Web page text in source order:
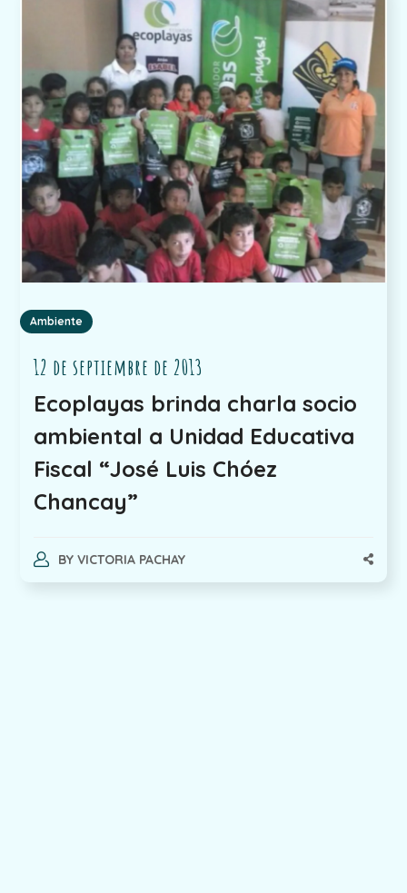
Ambiente
12 de septiembre de 2013
Ecoplayas brinda charla socio
ambiental a Unidad Educativa
Fiscal “José Luis Chóez
Chancay”
BY VICTORIA PACHAY